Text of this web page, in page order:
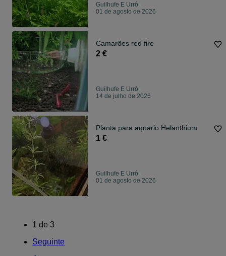
Guilhufe E Urrô
01 de agosto de 2026
Camarões red fire
2 €
Guilhufe E Urrô
14 de julho de 2026
Planta para aquario Helanthium
1 €
Guilhufe E Urrô
01 de agosto de 2026
1 de 3
Seguinte